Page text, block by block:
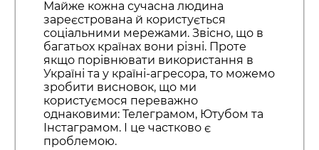
Майже кожна сучасна людина
зареєстрована й користується
соціальними мережами. Звісно, що в
багатьох країнах вони різні. Проте
якщо порівнювати використання в
Україні та у країні-агресора, то можемо
зробити висновок, що ми
користуємося переважно
однаковими: Телеграмом, Ютубом та
Інстаграмом. І це частково є
проблемою.